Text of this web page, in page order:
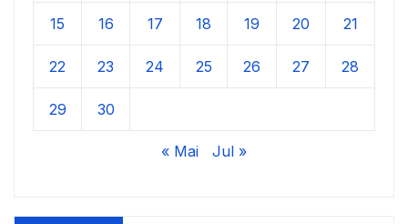
15 16 17 18 19 20 21
22 23 24 25 26 27 28
29 30
« Mai Jul »